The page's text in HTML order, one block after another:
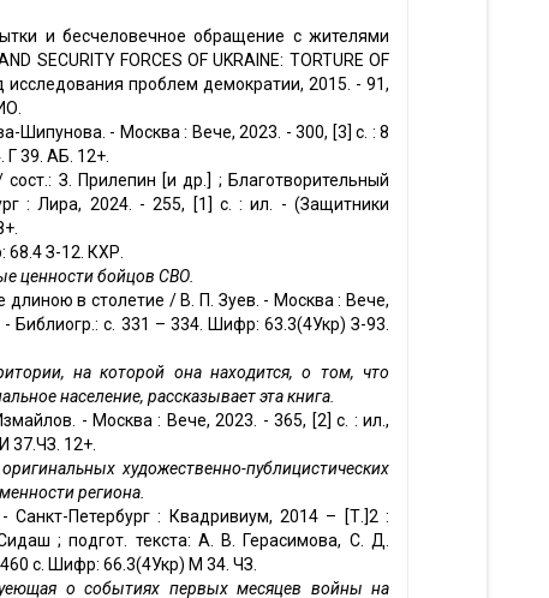
и бесчеловечное обращение с жителями
SECURITY FORCES OF UKRAINE: TORTURE OF
исследования проблем демократии, 2015. - 91,
Шипунова. - Москва : Вече, 2023. - 300, [3] с. : 8
39. АБ. 12+.
З. Прилепин [и др.] ; Благотворительный
: Лира, 2024. - 255, [1] с. : ил. - (Защитники
68.4 З-12. КХР.
ценности бойцов СВО.
в столетие / В. П. Зуев. - Москва : Вече,
с. 331 – 334. Шифр: 63.3(4Укр) З-93.
на которой она находится, о том, что
население, рассказывает эта книга.
- Москва : Вече, 2023. - 365, [2] с. : ил.,
37.ЧЗ. 12+.
художественно-публицистических
региона.
Санкт-Петербург : Квадривиум, 2014 – [Т.]2 :
; подгот. текста: А. В. Герасимова, С. Д.
с. Шифр: 66.3(4Укр) М 34. ЧЗ.
о событиях первых месяцев войны на